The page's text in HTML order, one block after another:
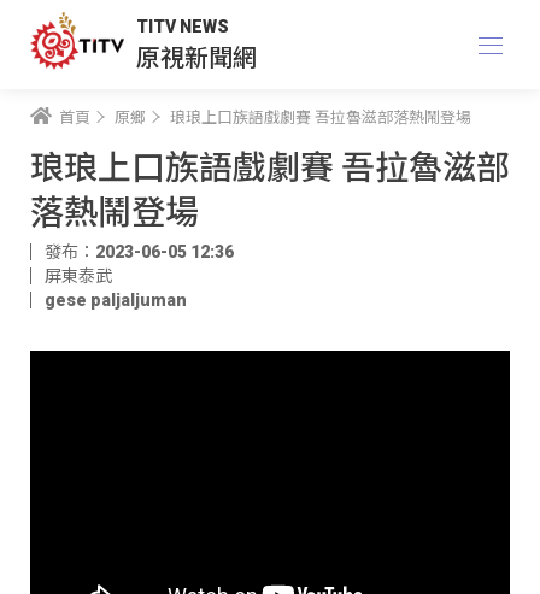
TITV NEWS
原視新聞網
首頁 原鄉 琅琅上口族語戲劇賽 吾拉魯滋部落熱鬧登場
琅琅上口族語戲劇賽 吾拉魯滋部
落熱鬧登場
發布：2023-06-05 12:36
屏東泰武
gese paljaljuman